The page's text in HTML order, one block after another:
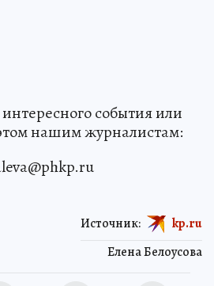
события или
нашим журналистам:
Елена Белоусова
Источник: kp.ru